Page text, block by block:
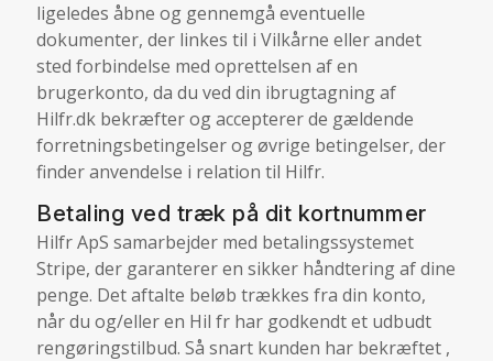
ligeledes åbne og gennemgå eventuelle
dokumenter, der linkes til i Vilkårne eller andet
sted forbindelse med oprettelsen af en
brugerkonto, da du ved din ibrugtagning af
Hilfr.dk bekræfter og accepterer de gældende
forretningsbetingelser og øvrige betingelser, der
finder anvendelse i relation til Hilfr.
Betaling ved træk på dit kortnummer
Hilfr ApS samarbejder med betalingssystemet
Stripe, der garanterer en sikker håndtering af dine
penge. Det aftalte beløb trækkes fra din konto,
når du og/eller en Hil fr har godkendt et udbudt
rengøringstilbud. Så snart kunden har bekræftet ,